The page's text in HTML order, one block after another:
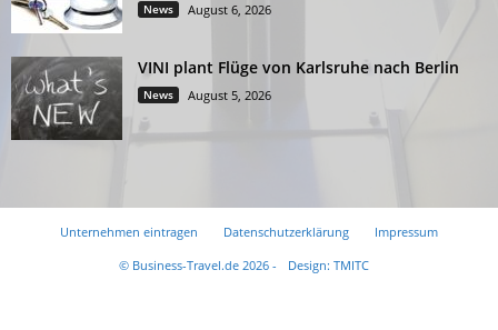
News August 6, 2026
VINI plant Flüge von Karlsruhe nach Berlin
News August 5, 2026
Unternehmen eintragen Datenschutzerklärung
Impressum
© Business-Travel.de 2026 -
Design: TMITC